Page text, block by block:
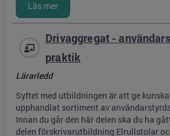
Drivaggregat -
praktik
Lärarledd
Syftet med utbildningen är att ge
upphandlat sortiment av
Innan du går den här delen ska du ha
delen förskrivarutbildning Elrullstolar